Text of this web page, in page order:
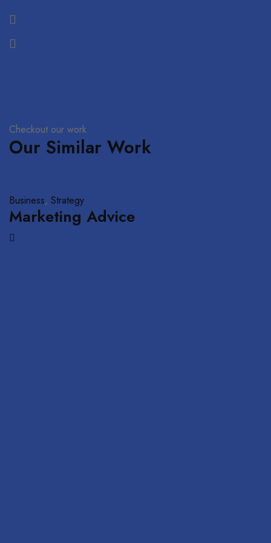
Checkout our work
Our Similar Work
Business, Strategy
Marketing Advice